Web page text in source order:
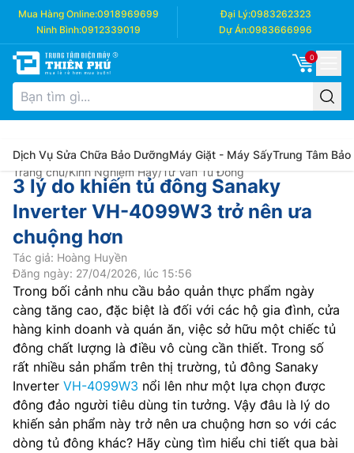
Mua Hàng Online:0918969699 Đại Lý:0983262323
Ninh Bình:0912339019 Dự Án:0983666996
0
Dịch Vụ Sửa Chữa Bảo DưỡngMáy Giặt - Máy SấyTrung Tâm Bảo
Trang chủ/Kinh Nghiệm Hay/Tư Vấn Tủ Đông
3 lý do khiến tủ đông Sanaky
Inverter VH-4099W3 trở nên ưa
chuộng hơn
Tác giả: Hoàng Huyền
Đăng ngày: 27/04/2026, lúc 15:56
Trong bối cảnh nhu cầu bảo quản thực phẩm ngày
càng tăng cao, đặc biệt là đối với các hộ gia đình, cửa
hàng kinh doanh và quán ăn, việc sở hữu một chiếc tủ
đông chất lượng là điều vô cùng cần thiết. Trong số
rất nhiều sản phẩm trên thị trường, tủ đông Sanaky
Inverter VH-4099W3 nổi lên như một lựa chọn được
đông đảo người tiêu dùng tin tưởng. Vậy đâu là lý do
khiến sản phẩm này trở nên ưa chuộng hơn so với các
dòng tủ đông khác? Hãy cùng tìm hiểu chi tiết qua bài